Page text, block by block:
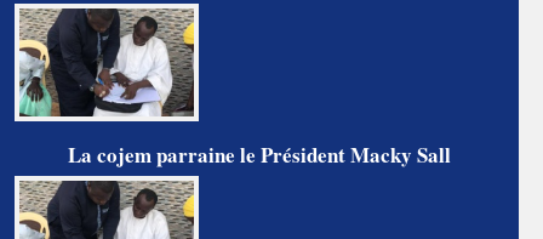
La cojem parraine le Président Macky Sall